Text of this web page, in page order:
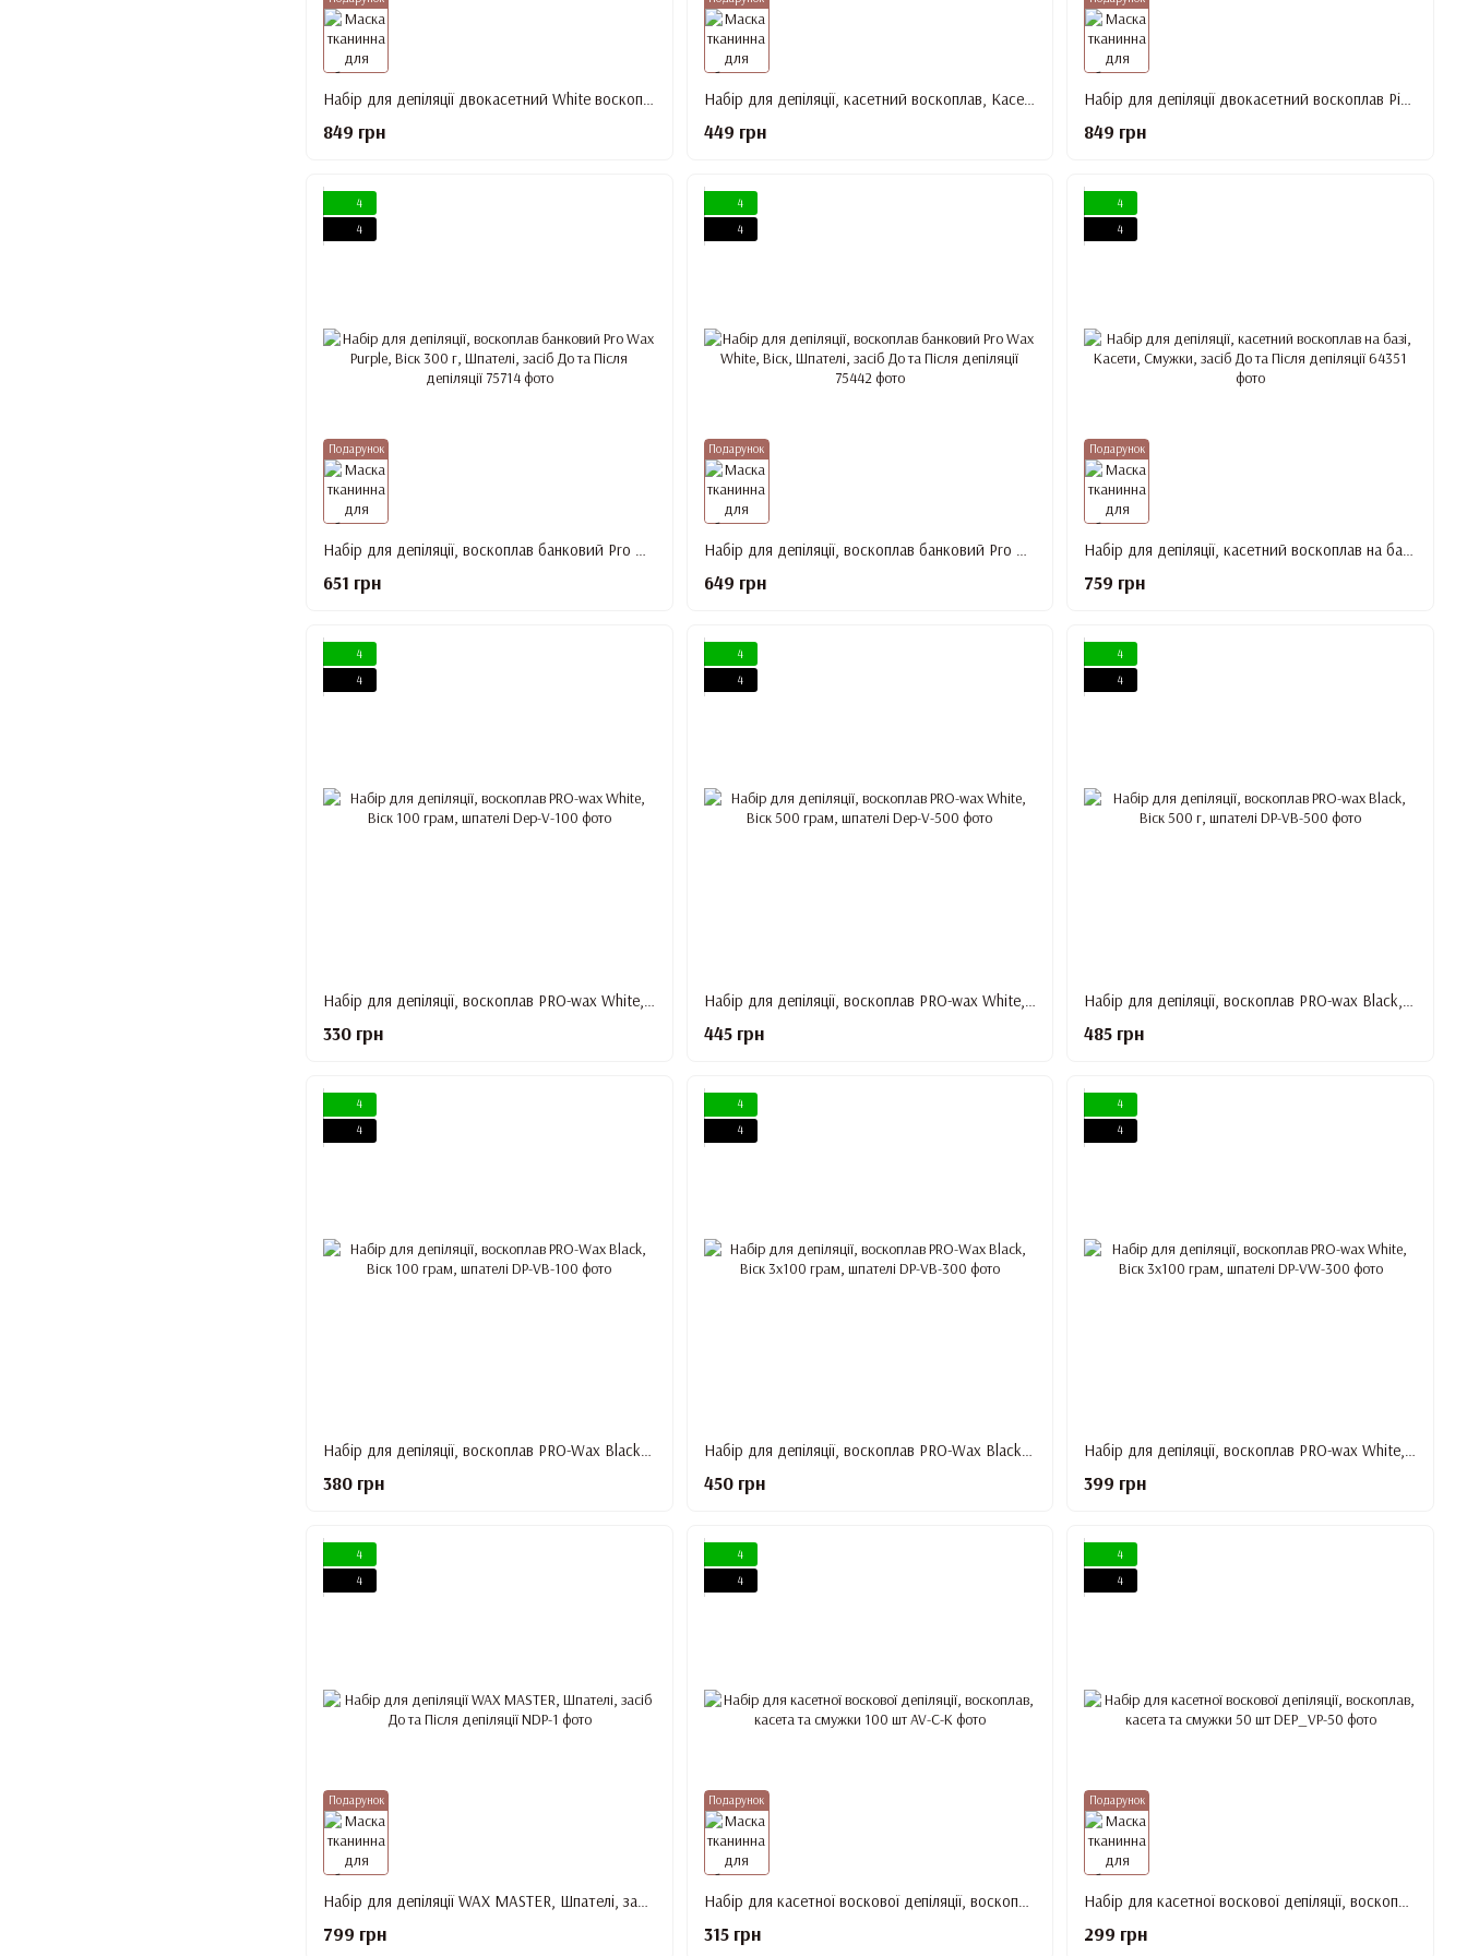
Набір для депіляції двокасетний White воскоплав, Касети, Смужки, засіб До та Після депіляції
849 грн
Набір для депіляції, касетний воскоплав, Касети, Смужки, засіб До та Після депіляції
449 грн
Набір для депіляції двокасетний воскоплав Pink, Касети, Смужки, засіб До та Після депіляції
849 грн
Подарунок
4
4
Набір для депіляції, воскоплав банковий Pro Wax Purple, Віск 300 г, Шпателі, засіб До та Після депіляції
651 грн
Подарунок
4
4
Набір для депіляції, воскоплав банковий Pro Wax White, Віск, Шпателі, засіб До та Після депіляції
649 грн
Подарунок
4
4
Набір для депіляції, касетний воскоплав на базі, Касети, Смужки, засіб До та Після депіляції
759 грн
4
4
330 грн
4
4
445 грн
4
4
485 грн
4
4
Набір для депіляції, воскоплав PRO-Wax Black, Віск 100 грам, шпателі
380 грн
4
4
Набір для депіляції, воскоплав PRO-Wax Black, Віск 3х100 грам, шпателі
450 грн
4
4
Набір для депіляції, воскоплав PRO-wax White, Віск 3х100 грам, шпателі
399 грн
Подарунок
4
4
Набір для депіляції WAX MASTER, Шпателі, засіб До та Після депіляції
799 грн
Подарунок
4
4
Набір для касетної воскової депіляції, воскоплав, касета та смужки 100 шт
315 грн
Подарунок
4
4
Набір для касетної воскової депіляції, воскоплав, касета та смужки 50 шт
299 грн